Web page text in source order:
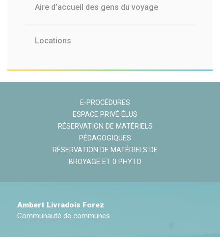
Aire d’accueil des gens du voyage
Locations
E-PROCÉDURES
ESPACE PRIVÉ ÉLUS
RÉSERVATION DE MATÉRIELS
PÉDAGOGIQUES
RÉSERVATION DE MATÉRIELS DE
BROYAGE ET 0 PHYTO
Ambert Livradois Forez
Communauté de communes